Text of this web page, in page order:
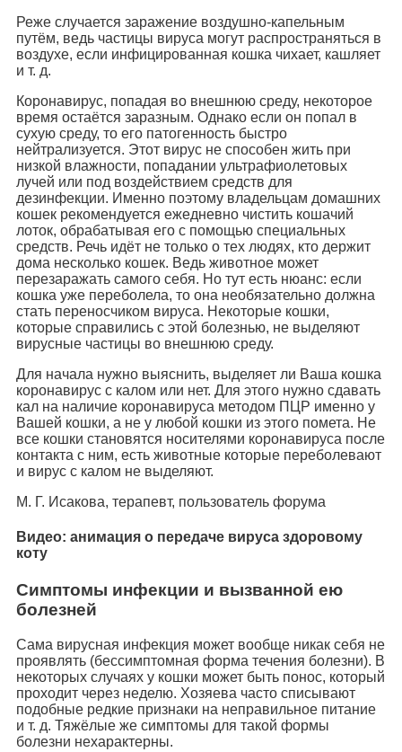
Реже случается заражение воздушно-капельным
путём, ведь частицы вируса могут распространяться в
воздухе, если инфицированная кошка чихает, кашляет
и т. д.
Коронавирус, попадая во внешнюю среду, некоторое
время остаётся заразным. Однако если он попал в
сухую среду, то его патогенность быстро
нейтрализуется. Этот вирус не способен жить при
низкой влажности, попадании ультрафиолетовых
лучей или под воздействием средств для
дезинфекции. Именно поэтому владельцам домашних
кошек рекомендуется ежедневно чистить кошачий
лоток, обрабатывая его с помощью специальных
средств. Речь идёт не только о тех людях, кто держит
дома несколько кошек. Ведь животное может
перезаражать самого себя. Но тут есть нюанс: если
кошка уже переболела, то она необязательно должна
стать переносчиком вируса. Некоторые кошки,
которые справились с этой болезнью, не выделяют
вирусные частицы во внешнюю среду.
Для начала нужно выяснить, выделяет ли Ваша кошка
коронавирус с калом или нет. Для этого нужно сдавать
кал на наличие коронавируса методом ПЦР именно у
Вашей кошки, а не у любой кошки из этого помета. Не
все кошки становятся носителями коронавируса после
контакта с ним, есть животные которые переболевают
и вирус с калом не выделяют.
М. Г. Исакова, терапевт, пользователь форума
Видео: анимация о передаче вируса здоровому
коту
Симптомы инфекции и вызванной ею
болезней
Сама вирусная инфекция может вообще никак себя не
проявлять (бессимптомная форма течения болезни). В
некоторых случаях у кошки может быть понос, который
проходит через неделю. Хозяева часто списывают
подобные редкие признаки на неправильное питание
и т. д. Тяжёлые же симптомы для такой формы
болезни нехарактерны.